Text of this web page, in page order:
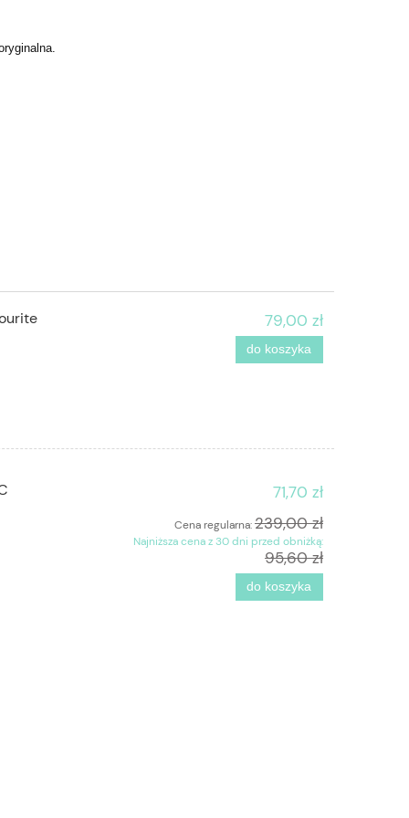
79,00 zł
do koszyka
71,70 zł
Cena regularna:239,00 zł
Najniższa cena z 30 dni przed obniżką:
95,60 zł
do koszyka